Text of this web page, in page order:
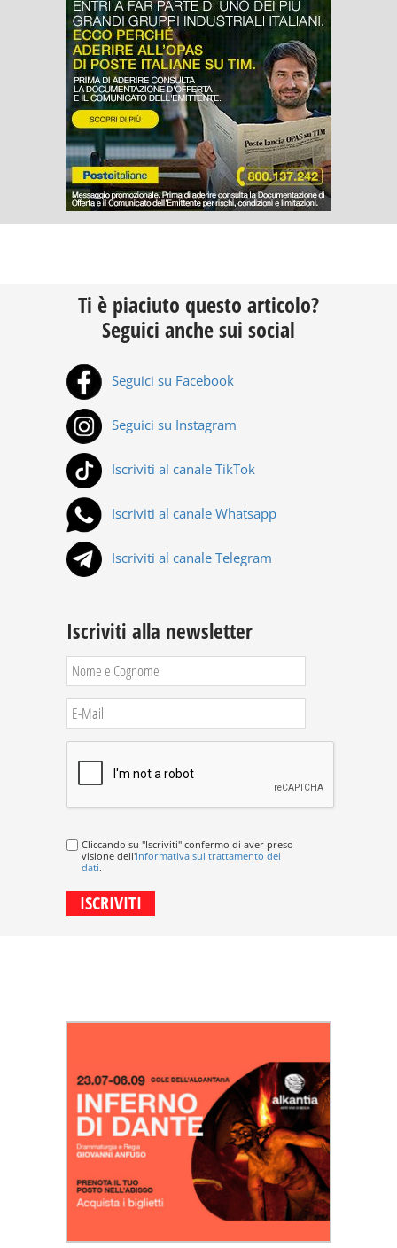
Ti è piaciuto questo articolo?
Seguici anche sui social
Seguici su Facebook
Seguici su Instagram
Iscriviti al canale TikTok
Iscriviti al canale Whatsapp
Iscriviti al canale Telegram
Iscriviti alla newsletter
Cliccando su "Iscriviti" confermo di aver preso
visione dell'informativa sul trattamento dei
dati.